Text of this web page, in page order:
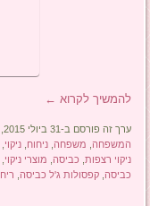
להמשיך לקרוא ←
ערך זה פורסם ב-31 ביולי 2015, ב-
המשפחה משפחה ,ניחוח ,ניקוי
ניקוי רצפות כביסה מוצרי ניקוי
כביסה ,קפסולות ג'ל כביסה ריח